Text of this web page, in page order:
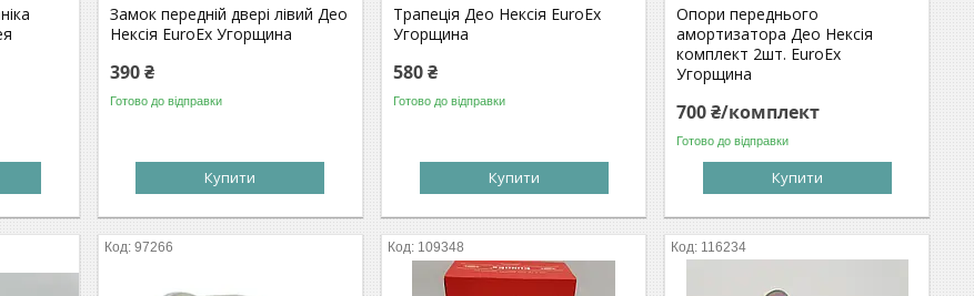
Замок передній двері лівий Део
Нексія EuroEx Угорщина
390 ₴
Готово до відправки
Купити
Трапеція Део Нексія EuroEx
Угорщина
580 ₴
Готово до відправки
Купити
Опори переднього
амортизатора Део Нексія
комплект 2шт. EuroEx
Угорщина
700 ₴/комплект
Готово до відправки
Купити
97266 109348 116234